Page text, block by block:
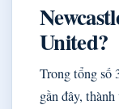
United?
Trong tổng số
gần đây,